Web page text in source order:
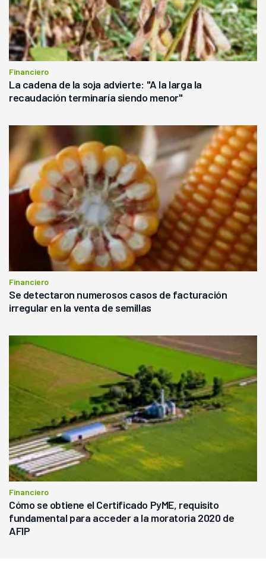
Financiero
La cadena de la soja advierte: "A la larga la
recaudación terminaría siendo menor"
Financiero
Se detectaron numerosos casos de facturación
irregular en la venta de semillas
Financiero
Cómo se obtiene el Certificado PyME, requisito
fundamental para acceder a la moratoria 2020 de
AFIP